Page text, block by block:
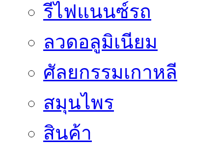
รีไฟแนนซ์รถ
ลวดอลูมิเนียม
ศัลยกรรมเกาหลี
สมุนไพร
สินค้า